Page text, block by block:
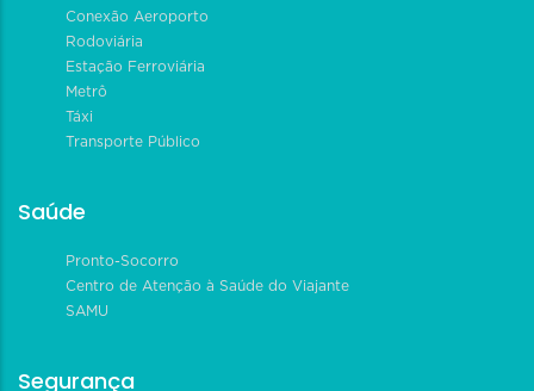
Conexão Aeroporto
Rodoviária
Estação Ferroviária
Metrô
Táxi
Transporte Público
Saúde
Pronto-Socorro
Centro de Atenção à Saúde do Viajante
SAMU
Segurança